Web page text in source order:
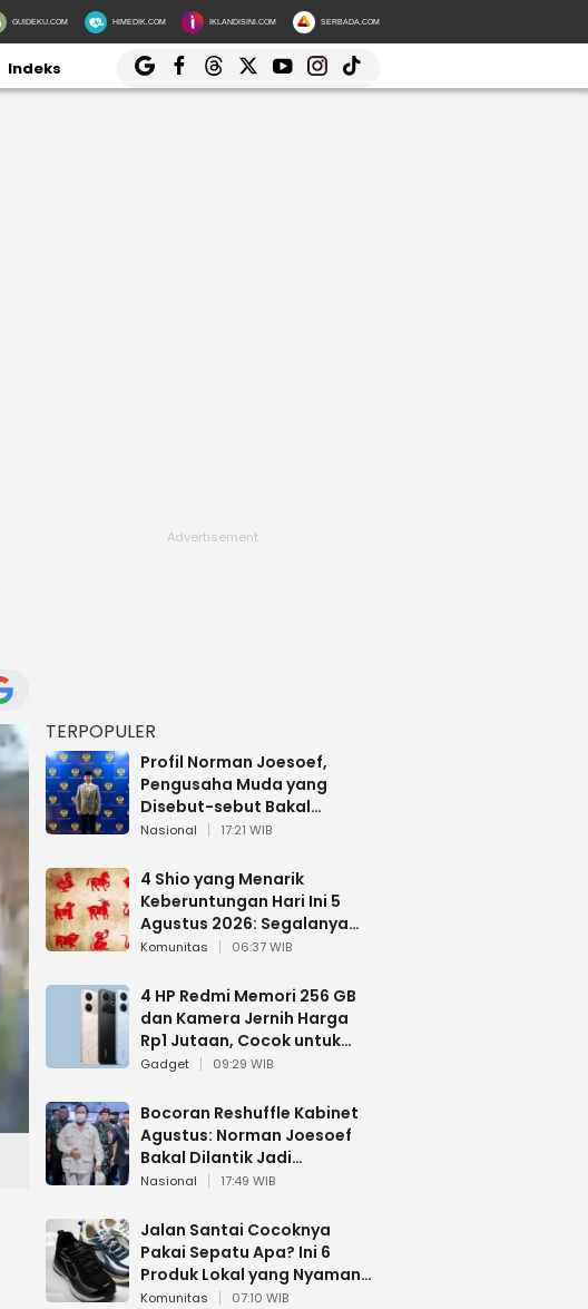
GUIDEKU.COM HIMEDIK.COM IKLANDISINI.COM SERBADA.COM
Indeks
TERPOPULER
Profil Norman Joesoef,
Pengusaha Muda yang
Disebut-sebut Bakal
Dilantik Jadi Wamenhan RI
Nasional 17:21 WIB
4 Shio yang Menarik
Keberuntungan Hari Ini 5
Agustus 2026: Segalanya
Berjalan Lancar
Komunitas 06:37 WIB
4 HP Redmi Memori 256 GB
dan Kamera Jernih Harga
Rp1 Jutaan, Cocok untuk
Multitasking
Gadget 09:29 WIB
Bocoran Reshuffle Kabinet
Agustus: Norman Joesoef
Bakal Dilantik Jadi
Wamenhan RI
Nasional 17:49 WIB
Jalan Santai Cocoknya
Pakai Sepatu Apa? Ini 6
Produk Lokal yang Nyaman
Buat 17 Agustusan
Komunitas 07:10 WIB